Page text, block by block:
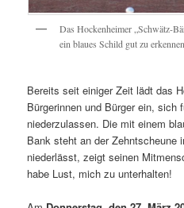
Das Hockenheimer „Schwätz-
ein blaues Schild gut zu
Bereits seit einiger Zeit lädt das
Bürgerinnen und Bürger ein, sich
niederzulassen. Die mit einem
Bank steht an der Zehntscheune
niederlässt, zeigt seinen
habe Lust, mich zu unterhalten!